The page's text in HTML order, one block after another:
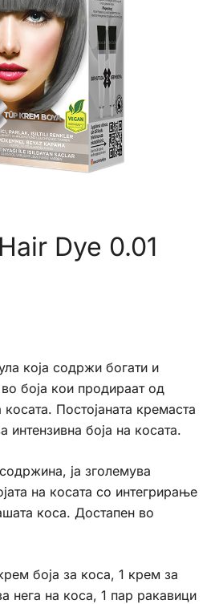
Dye 0.01
која содржи богати и
боја кои продираат од
Постојаната кремаста
интензивна боја на косата.
ја зголемува
на косата со интегрирање
коса. Достапен во
боја за коса, 1 крем за
нега на коса, 1 пар ракавици